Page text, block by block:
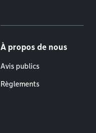
À propos de nous
Avis publics
Règlements